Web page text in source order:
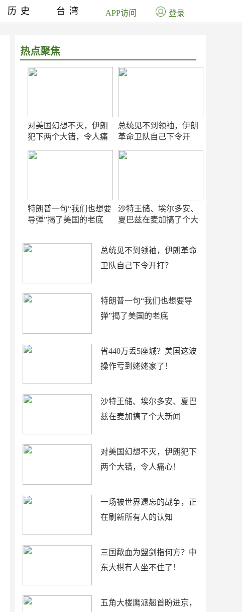
热点聚焦
对美国幻想不灭，伊朗
犯下两个大错，令人痛
总统见不到领袖，伊朗
革命卫队自己下令开
特朗普一句“我们也想要
导弹”揭了美国的老底
沙特王储、埃尔多安、
夏巴兹在麦加搞了个大
总统见不到领袖，伊朗革命
卫队自己下令开打？
特朗普一句“我们也想要导
弹”揭了美国的老底
省440万丢5座城？美国这波
操作亏到姥姥家了！
沙特王储、埃尔多安、夏巴
兹在麦加搞了个大新闻
对美国幻想不灭，伊朗犯下
两个大错，令人痛心！
一场被世界遗忘的战争，正
在刷新所有人的认知
三国歃血为盟剑指何方？中
东大棋有人坐不住了！
五角大楼鹰派翘首盼进京，
历史 台湾 APP访问 登录